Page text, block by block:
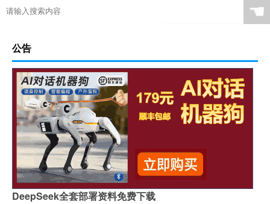
☚
公告
DeepSeek全套部署资料免费下载